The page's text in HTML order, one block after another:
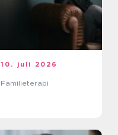
10. juli 2026
Familieterapi